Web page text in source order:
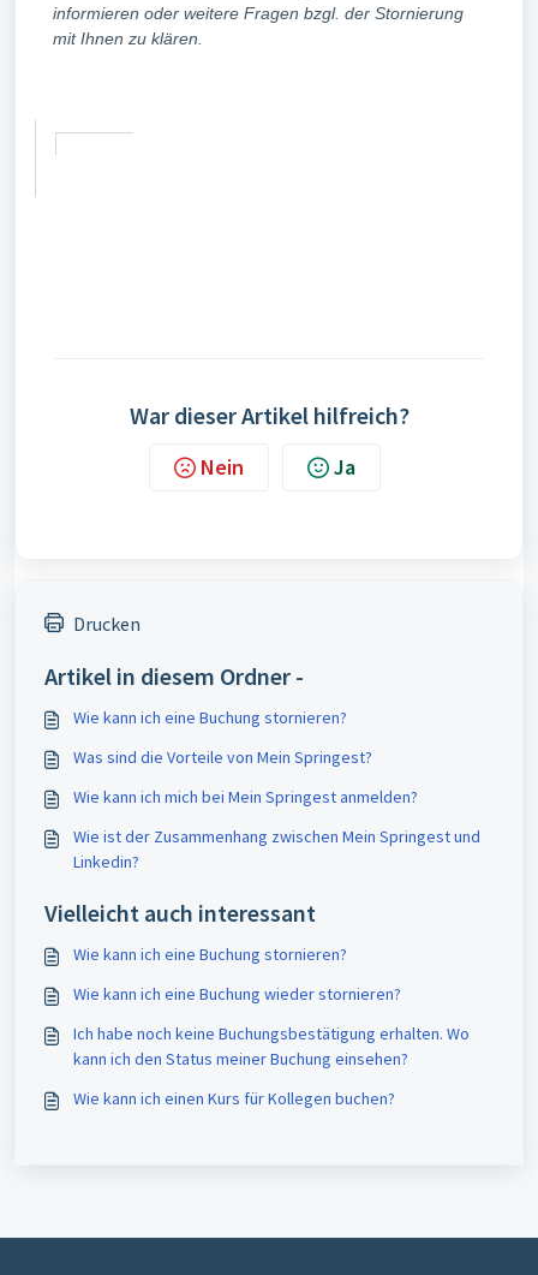
informieren oder weitere Fragen bzgl. der Stornierung
mit Ihnen zu klären.
War dieser Artikel hilfreich?
Nein Ja
Drucken
Artikel in diesem Ordner -
Wie kann ich eine Buchung stornieren?
Was sind die Vorteile von Mein Springest?
Wie kann ich mich bei Mein Springest anmelden?
Wie ist der Zusammenhang zwischen Mein Springest und
Linkedin?
Vielleicht auch interessant
Wie kann ich eine Buchung stornieren?
Wie kann ich eine Buchung wieder stornieren?
Ich habe noch keine Buchungsbestätigung erhalten. Wo
kann ich den Status meiner Buchung einsehen?
Wie kann ich einen Kurs für Kollegen buchen?